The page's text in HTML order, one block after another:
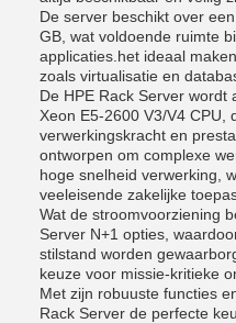
De server beschikt over
GB, wat voldoende ruimte
applicaties.het ideaal
zoals virtualisatie en
De HPE Rack Server
Xeon E5-2600 V3/V4 CPU,
verwerkingskracht en
ontworpen om complexe
hoge snelheid verwerking,
veeleisende zakelijke
Wat de stroomvoorziening
Server N+1 opties,
stilstand worden
keuze voor missie-kritieke
Met zijn robuuste functies
Rack Server de perfecte